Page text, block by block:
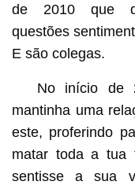
de 2010 que
questões
E são colegas.
No início de
mantinha uma
este, proferindo
matar toda a tua
sentisse a sua